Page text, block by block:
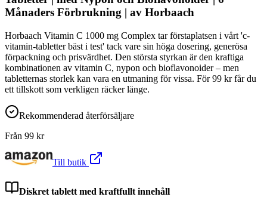
Månaders Förbrukning | av Horbaach
Horbaach Vitamin C 1000 mg Complex tar förstaplatsen i vårt 'c-
vitamin-tabletter bäst i test' tack vare sin höga dosering, generösa
förpackning och prisvärdhet. Den största styrkan är den kraftiga
kombinationen av vitamin C, nypon och bioflavonoider – men
tabletternas storlek kan vara en utmaning för vissa. För 99 kr får du
ett tillskott som verkligen räcker länge.
Rekommenderad återförsäljare
Från 99 kr
Till butik
Diskret tablett med kraftfullt innehåll